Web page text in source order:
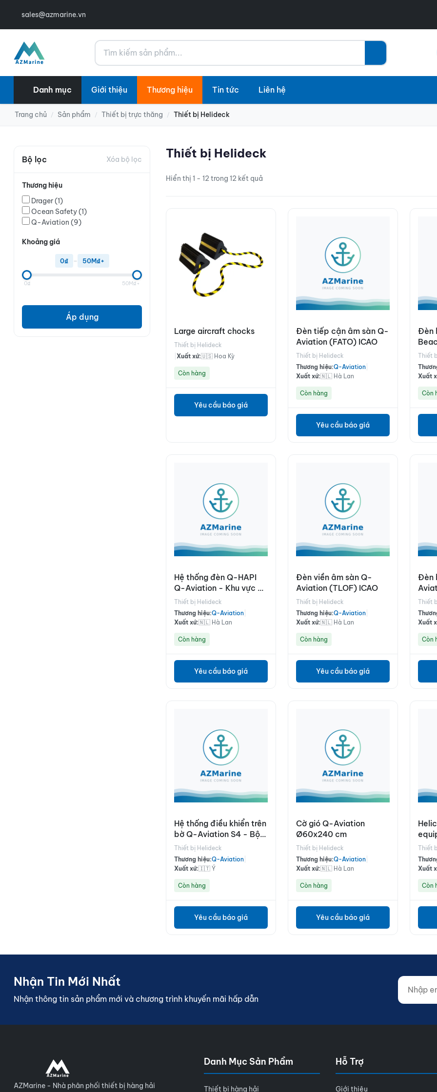
sales@azmarine.vn
Tìm kiếm
Danh mục Giới thiệu Thương hiệu Tin tức Liên hệ
Trang chủ / Sản phẩm / Thiết bị trực thăng / Thiết bị Helideck
Bộ lọc Xóa bộ lọc
Thương hiệu
Drager(1)
Ocean Safety(1)
Q-Aviation (9)
Khoảng giá
0₫ – 50M₫+
0₫ 50M₫+
Áp dụng
Thiết bị Helideck
Hiển thị 1 - 12 trong 12 kết quả
Large aircraft chocks
Thiết bị Helideck
Xuất xứ:🇺🇸 Hoa Kỳ
Còn hàng
Yêu cầu báo giá
Đèn tiếp cận âm sàn Q-
Aviation (FATO) ICAO
Thiết bị Helideck
Thương hiệu:Q-Aviation
Xuất xứ:🇳🇱 Hà Lan
Còn hàng
Yêu cầu báo giá
Đèn
Thiết
Xuất
Còn
Hệ thống đèn Q-HAPI
Q-Aviation - Khu vực an
toàn
Thiết bị Helideck
Thương hiệu:Q-Aviation
Xuất xứ:🇳🇱 Hà Lan
Còn hàng
Yêu cầu báo giá
Đèn viền âm sàn Q-
Aviation (TLOF) ICAO
Thiết bị Helideck
Thương hiệu:Q-Aviation
Xuất xứ:🇳🇱 Hà Lan
Còn hàng
Yêu cầu báo giá
Đèn
Thiết
Xuất
Còn
Hệ thống điều khiển trên
bờ Q-Aviation S4 - Bộ
điều khiển đèn bãi đáp
trực thăng bao gồm đèn
hiệu Beacon & HAPI
Thiết bị Helideck
Thương hiệu:Q-Aviation
Xuất xứ:🇮🇹 Ý
Còn hàng
Yêu cầu báo giá
Cờ gió Q-Aviation
Ø60x240 cm
Thiết bị Helideck
Thương hiệu:Q-Aviation
Xuất xứ:🇳🇱 Hà Lan
Còn hàng
Yêu cầu báo giá
Thiết
Xuất
Còn
Nhận Tin Mới Nhất
Nhận thông tin sản phẩm mới và chương trình khuyến mãi hấp dẫn
Nhập
Website
AZMarine - Nhà phân phối thiết bị hàng hải
Danh Mục Sản Phẩm
Thiết bị hàng hải
Hỗ Trợ
Giới thiệu